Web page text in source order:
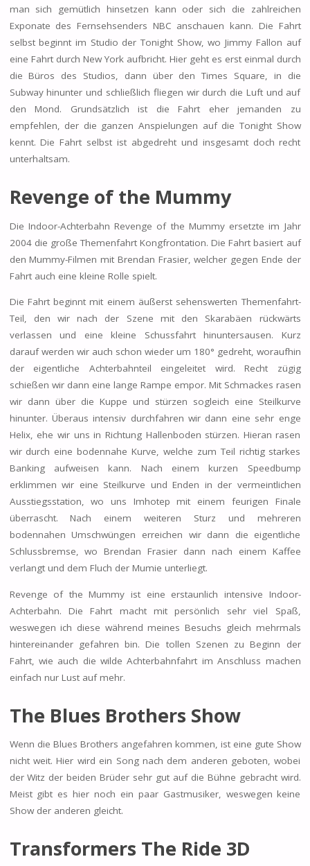
man sich gemütlich hinsetzen kann oder sich die zahlreichen
Exponate des Fernsehsenders NBC anschauen kann. Die Fahrt
selbst beginnt im Studio der Tonight Show, wo Jimmy Fallon auf
eine Fahrt durch New York aufbricht. Hier geht es erst einmal durch
die Büros des Studios, dann über den Times Square, in die
Subway hinunter und schließlich fliegen wir durch die Luft und auf
den Mond. Grundsätzlich ist die Fahrt eher jemanden zu
empfehlen, der die ganzen Anspielungen auf die Tonight Show
kennt. Die Fahrt selbst ist abgedreht und insgesamt doch recht
unterhaltsam.
Revenge of the Mummy
Die Indoor-Achterbahn Revenge of the Mummy ersetzte im Jahr
2004 die große Themenfahrt Kongfrontation. Die Fahrt basiert auf
den Mummy-Filmen mit Brendan Frasier, welcher gegen Ende der
Fahrt auch eine kleine Rolle spielt.
Die Fahrt beginnt mit einem äußerst sehenswerten Themenfahrt-
Teil, den wir nach der Szene mit den Skarabäen rückwärts
verlassen und eine kleine Schussfahrt hinuntersausen. Kurz
darauf werden wir auch schon wieder um 180° gedreht, woraufhin
der eigentliche Achterbahnteil eingeleitet wird. Recht zügig
schießen wir dann eine lange Rampe empor. Mit Schmackes rasen
wir dann über die Kuppe und stürzen sogleich eine Steilkurve
hinunter. Überaus intensiv durchfahren wir dann eine sehr enge
Helix, ehe wir uns in Richtung Hallenboden stürzen. Hieran rasen
wir durch eine bodennahe Kurve, welche zum Teil richtig starkes
Banking aufweisen kann. Nach einem kurzen Speedbump
erklimmen wir eine Steilkurve und Enden in der vermeintlichen
Ausstiegsstation, wo uns Imhotep mit einem feurigen Finale
überrascht. Nach einem weiteren Sturz und mehreren
bodennahen Umschwüngen erreichen wir dann die eigentliche
Schlussbremse, wo Brendan Frasier dann nach einem Kaffee
verlangt und dem Fluch der Mumie unterliegt.
Revenge of the Mummy ist eine erstaunlich intensive Indoor-
Achterbahn. Die Fahrt macht mit persönlich sehr viel Spaß,
weswegen ich diese während meines Besuchs gleich mehrmals
hintereinander gefahren bin. Die tollen Szenen zu Beginn der
Fahrt, wie auch die wilde Achterbahnfahrt im Anschluss machen
einfach nur Lust auf mehr.
The Blues Brothers Show
Wenn die Blues Brothers angefahren kommen, ist eine gute Show
nicht weit. Hier wird ein Song nach dem anderen geboten, wobei
der Witz der beiden Brüder sehr gut auf die Bühne gebracht wird.
Meist gibt es hier noch ein paar Gastmusiker, weswegen keine
Show der anderen gleicht.
Transformers The Ride 3D